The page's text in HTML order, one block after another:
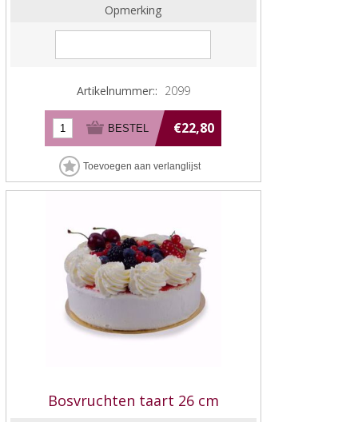
Opmerking
Artikelnummer:: 2099
€22,80
Bosvruchten taart 26 cm